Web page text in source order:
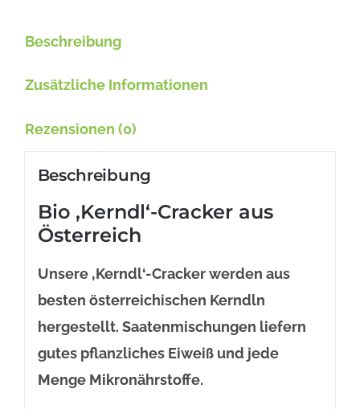
Beschreibung
Zusätzliche Informationen
Rezensionen (0)
Beschreibung
Bio ‚Kerndl‘-Cracker aus
Österreich
Unsere ‚Kerndl‘-Cracker werden aus
besten österreichischen Kerndln
hergestellt. Saatenmischungen liefern
gutes pflanzliches Eiweiß und jede
Menge Mikronährstoffe.